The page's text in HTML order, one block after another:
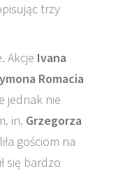
trzy
Akcje Ivana
Romacia
jednak nie
in. Grzegorza
gościom na
się bardzo